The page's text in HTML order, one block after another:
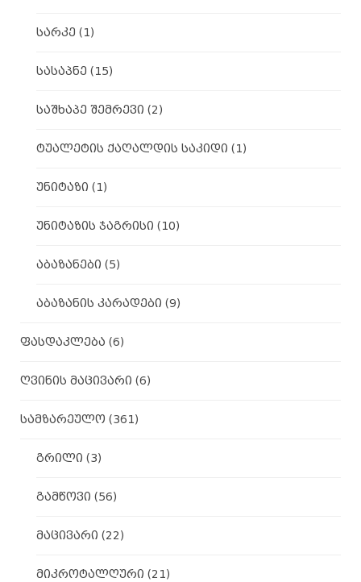
სარკე (1)
სასაპნე (15)
საშხაპე შემრევი (2)
ტუალეტის ქაღალდის საკიდი (1)
უნიტაზი (1)
უნიტაზის ჯაგრისი (10)
აბაზანები (5)
აბაზანის კარადები (9)
ფასდაკლება (6)
ღვინის მაცივარი (6)
სამზარეულო (361)
გრილი (3)
გამწოვი (56)
მაცივარი (22)
მიკროტალღური (21)